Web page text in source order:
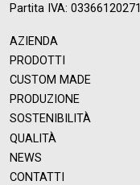
Partita IVA: 03366120271
AZIENDA
PRODOTTI
CUSTOM MADE
PRODUZIONE
SOSTENIBILITÀ
QUALITÀ
NEWS
CONTATTI